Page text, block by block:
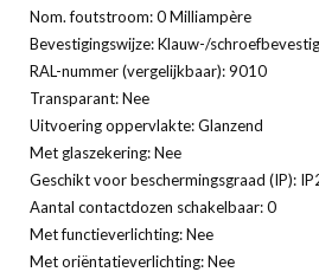
Nom. foutstroom: 0 Milliampère
Bevestigingswijze: Klauw-/
RAL-nummer (vergelijkbaar): 9010
Transparant: Nee
Uitvoering oppervlakte: Glanzend
Met glaszekering: Nee
Geschikt voor beschermingsgraad (IP):
Aantal contactdozen schakelbaar: 0
Met functieverlichting: Nee
Met oriëntatieverlichting: Nee